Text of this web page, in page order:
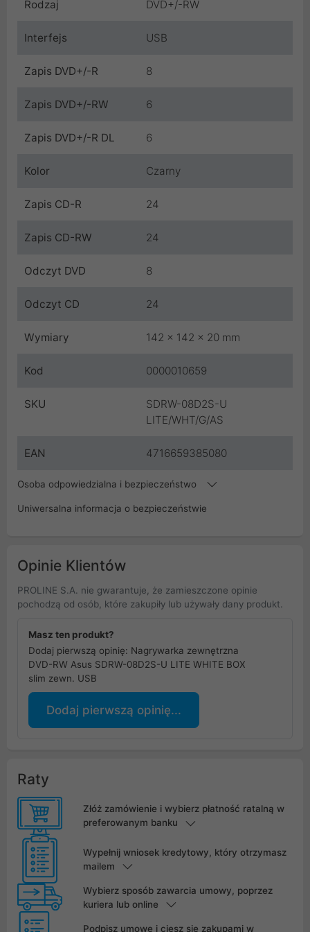
Rodzaj DVD+/-RW
Interfejs USB
Zapis DVD+/-R 8
Zapis DVD+/-RW 6
Zapis DVD+/-R DL 6
Kolor Czarny
Zapis CD-R 24
Zapis CD-RW 24
Odczyt DVD 8
Odczyt CD 24
Wymiary 142 x 142 x 20 mm
Kod 0000010659
SKU
SDRW-08D2S-U
LITE/WHT/G/AS
EAN 4716659385080
Osoba odpowiedzialna i bezpieczeństwo
Uniwersalna informacja o bezpieczeństwie
Opinie Klientów
PROLINE S.A. nie gwarantuje, że zamieszczone opinie
pochodzą od osób, które zakupiły lub używały dany produkt.
Masz ten produkt?
Dodaj pierwszą opinię: Nagrywarka zewnętrzna
DVD-RW Asus SDRW-08D2S-U LITE WHITE BOX
slim zewn. USB
Dodaj pierwszą opinię...
Raty
Złóż zamówienie i wybierz płatność ratalną w
preferowanym banku
Wypełnij wniosek kredytowy, który otrzymasz
mailem
Wybierz sposób zawarcia umowy, poprzez
kuriera lub online
Podpisz umowę i ciesz się zakupami w